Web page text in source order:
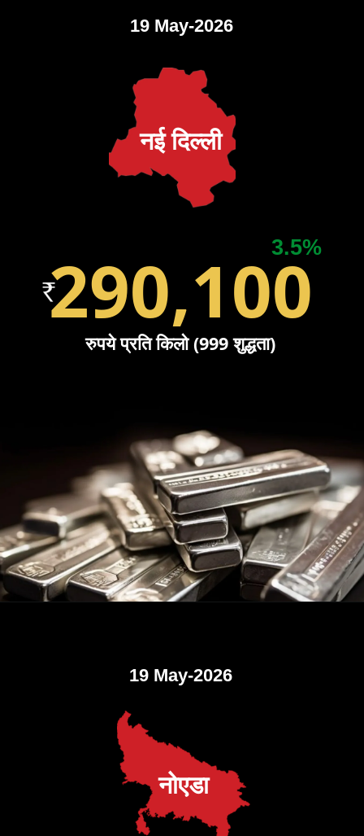
19 May-2026
3.5%
290,100
रुपये प्रति किलो (999 शुद्धता)
नई दिल्ली
19 May-2026
नोएडा